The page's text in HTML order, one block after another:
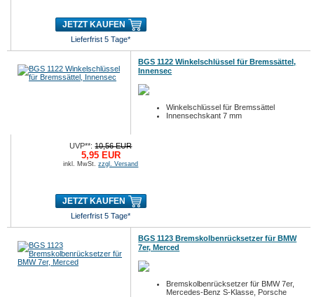
JETZT KAUFEN
Lieferfrist 5 Tage*
BGS 1122 Winkelschlüssel für Bremssättel,
Innensec
Winkelschlüssel für Bremssättel
Innensechskant 7 mm
UVP**:10,56 EUR
5,95 EUR
inkl. MwSt.zzgl. Versand
JETZT KAUFEN
Lieferfrist 5 Tage*
BGS 1123 Bremskolbenrücksetzer für BMW
7er, Merced
Bremskolbenrücksetzer für BMW 7er,
Mercedes-Benz S-Klasse, Porsche